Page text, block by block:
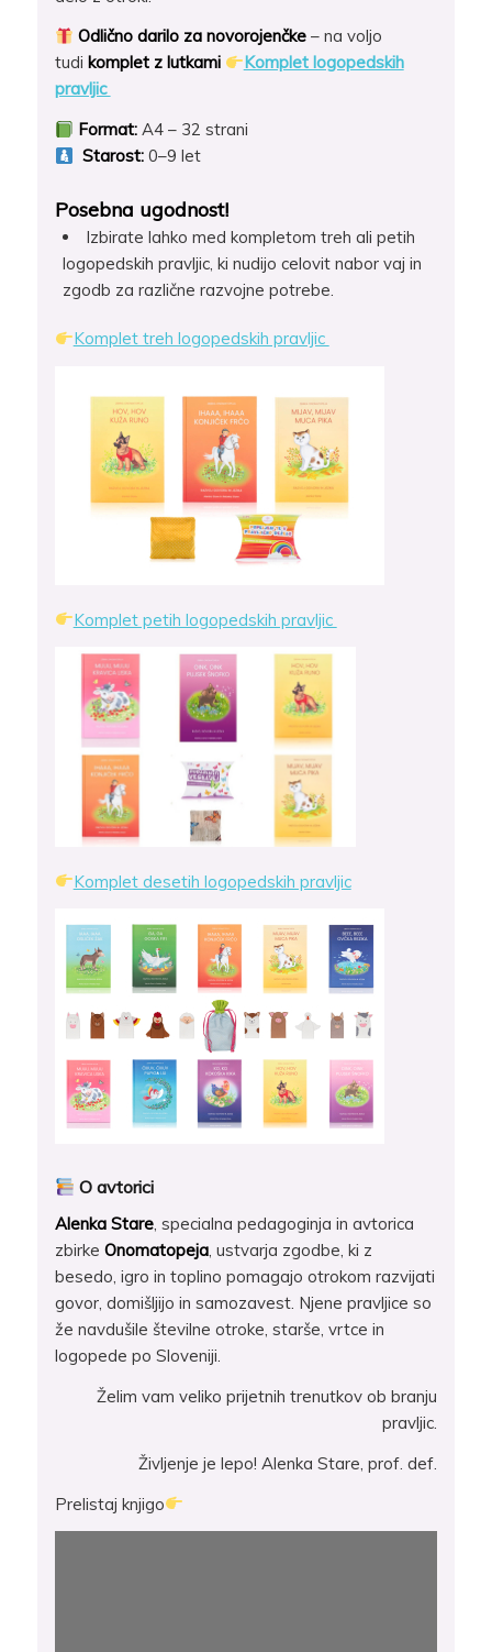
Odlično darilo za novorojenčke– na voljo
tudi komplet z lutkami
Komplet logopedskih
pravljic
Format:A4 – 32 strani
Starost:0–9 let
Posebna ugodnost!
Izbirate lahko med kompletom treh ali petih
logopedskih pravljic, ki nudijo celovit nabor vaj in
zgodb za različne razvojne potrebe.
Komplet treh logopedskih pravljic
Komplet petih logopedskih pravljic
Komplet desetih logopedskih pravljic
O avtorici
Alenka Stare, specialna pedagoginja in avtorica
zbirke Onomatopeja, ustvarja zgodbe, ki z
besedo, igro in toplino pomagajo otrokom razvijati
govor, domišljijo in samozavest. Njene pravljice so
že navdušile številne otroke, starše, vrtce in
logopede po Sloveniji.
Želim vam veliko prijetnih trenutkov ob branju
pravljic.
Življenje je lepo! Alenka Stare, prof. def.
Prelistaj knjigo